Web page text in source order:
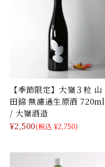
【季節限定】大嶺３粒 山
田錦 無濾過生原酒 720ml
/ 大嶺酒造
¥2,500(税込 ¥2,750)